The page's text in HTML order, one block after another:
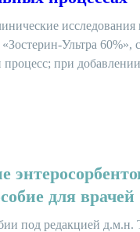
исследования
Ультра
при
для врачей
под редакцией д.м.н.